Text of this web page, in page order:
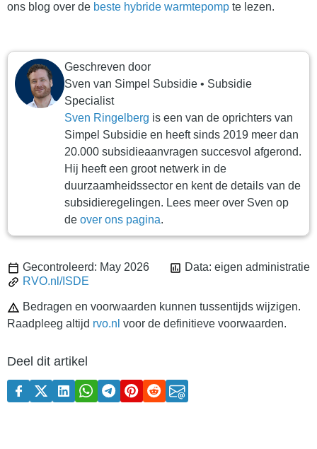
ons blog over de beste hybride warmtepomp te lezen.
Geschreven door
Sven van Simpel Subsidie • Subsidie
Specialist
Sven Ringelberg is een van de oprichters van
Simpel Subsidie en heeft sinds 2019 meer dan
20.000 subsidieaanvragen succesvol afgerond.
Hij heeft een groot netwerk in de
duurzaamheidssector en kent de details van de
subsidieregelingen. Lees meer over Sven op
de over ons pagina.
Gecontroleerd: May 2026
Data: eigen administratie
RVO.nl/ISDE
Bedragen en voorwaarden kunnen tussentijds wijzigen.
Raadpleeg altijd rvo.nl voor de definitieve voorwaarden.
Deel dit artikel